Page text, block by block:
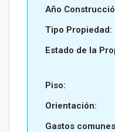
Año
Tipo Propiedad:
Estado de la
Piso:
Orientación:
Gastos